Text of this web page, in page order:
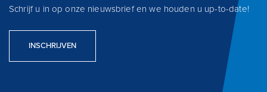
Schrijf u in op onze nieuwsbrief en we houden u up-to-date!
INSCHRIJVEN